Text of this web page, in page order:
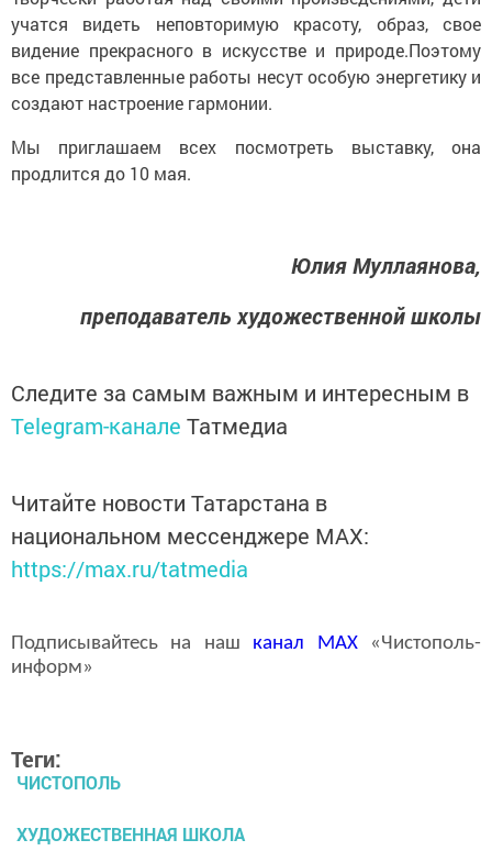
учатся видеть неповторимую красоту, образ, свое
видение прекрасного в искусстве и природе.Поэтому
все представленные работы несут особую энергетику и
создают настроение гармонии.
Мы приглашаем всех посмотреть выставку, она
продлится до 10 мая.
Юлия Муллаянова,
преподаватель художественной школы
Следите за самым важным и интересным в
Telegram-канале Татмедиа
Читайте новости Татарстана в
национальном мессенджере MАХ:
https://max.ru/tatmedia
Подписывайтесь на наш канал MAX«Чистополь-
информ»
Теги:
ЧИСТОПОЛЬ
ХУДОЖЕСТВЕННАЯ ШКОЛА